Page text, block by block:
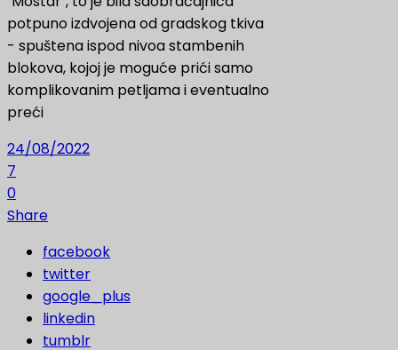
potpuno izdvojena od gradskog tkiva
- spuštena ispod nivoa stambenih
blokova, kojoj je moguće prići samo
komplikovanim petljama i eventualno
preći
24/08/2022
7
0
Share
facebook
twitter
google_plus
linkedin
tumblr